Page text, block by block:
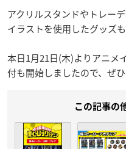
アクリルスタンドやトレー
イラストを使用したグッズも
本日1月21日(木)よりアニメ
付も開始しましたので、ぜ
この記事の